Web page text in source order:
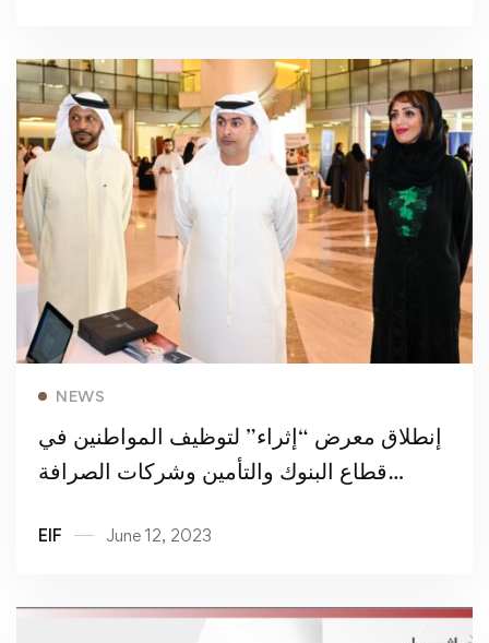
NEWS
إنطلاق معرض “إثراء” لتوظيف المواطنين في
قطاع البنوك والتأمين وشركات الصرافة
EIF June 12, 2023